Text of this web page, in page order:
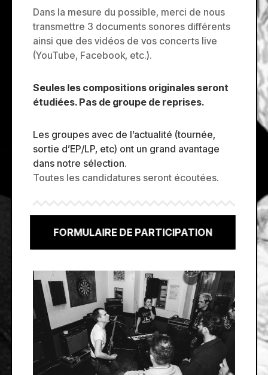
Dans la mesure du possible, merci de nous
transmettre 3 documents sonores différents
ainsi que des vidéos de vos concerts live
(YouTube, Facebook, etc.).
Seules les compositions originales seront
étudiées. Pas de groupe de reprises.
Les groupes avec de l’actualité (tournée,
sortie d’EP/LP, etc) ont un grand avantage
dans notre sélection.
Toutes les candidatures seront écoutées.